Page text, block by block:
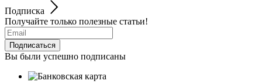
Подписка
Получайте только полезные статьи!
Подписаться
Вы были успешно подписаны